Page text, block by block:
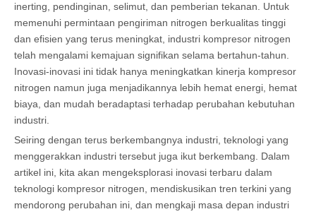
inerting, pendinginan, selimut, dan pemberian tekanan. Untuk
memenuhi permintaan pengiriman nitrogen berkualitas tinggi
dan efisien yang terus meningkat, industri kompresor nitrogen
telah mengalami kemajuan signifikan selama bertahun-tahun.
Inovasi-inovasi ini tidak hanya meningkatkan kinerja kompresor
nitrogen namun juga menjadikannya lebih hemat energi, hemat
biaya, dan mudah beradaptasi terhadap perubahan kebutuhan
industri.
Seiring dengan terus berkembangnya industri, teknologi yang
menggerakkan industri tersebut juga ikut berkembang. Dalam
artikel ini, kita akan mengeksplorasi inovasi terbaru dalam
teknologi kompresor nitrogen, mendiskusikan tren terkini yang
mendorong perubahan ini, dan mengkaji masa depan industri